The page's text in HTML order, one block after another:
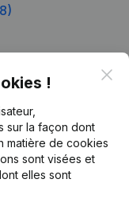
!
sur la façon dont
matière de cookies
sont visées et
elles sont
internationale